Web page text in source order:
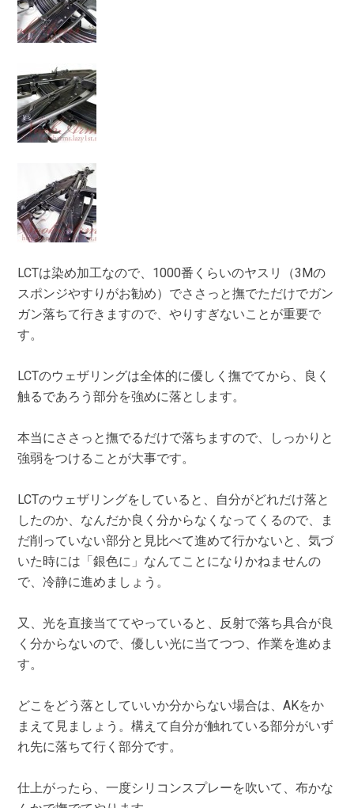
LCTは染め加工なので、1000番くらいのヤスリ（3Mの
スポンジやすりがお勧め）でささっと撫でただけでガン
ガン落ちて行きますので、やりすぎないことが重要で
す。
LCTのウェザリングは全体的に優しく撫でてから、良く
触るであろう部分を強めに落とします。
本当にささっと撫でるだけで落ちますので、しっかりと
強弱をつけることが大事です。
LCTのウェザリングをしていると、自分がどれだけ落と
したのか、なんだか良く分からなくなってくるので、ま
だ削っていない部分と見比べて進めて行かないと、気づ
いた時には「銀色に」なんてことになりかねませんの
で、冷静に進めましょう。
又、光を直接当ててやっていると、反射で落ち具合が良
く分からないので、優しい光に当てつつ、作業を進めま
す。
どこをどう落としていいか分からない場合は、AKをか
まえて見ましょう。構えて自分が触れている部分がいず
れ先に落ちて行く部分です。
仕上がったら、一度シリコンスプレーを吹いて、布かな